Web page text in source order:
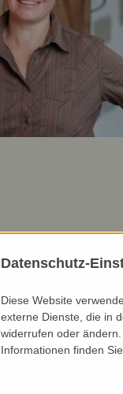
Datenschutz-
Diese Website
externe Dienste, die in
widerrufen oder
Informationen finden